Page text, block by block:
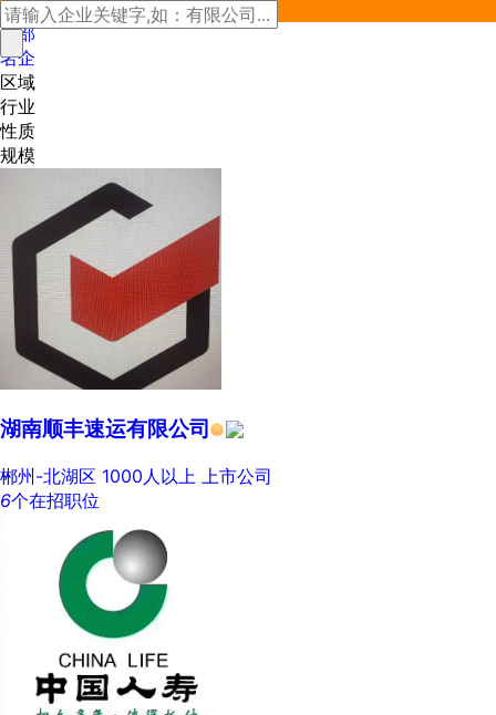
全部
名企
区域
行业
性质
规模
湖南顺丰速运有限公司
郴州-北湖区 1000人以上
上市公司
6个在招职位